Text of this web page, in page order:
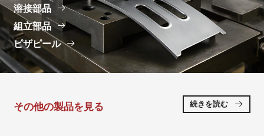
溶接部品 
組立部品 
ピザピール 
その他の製品を見る 続きを読む 